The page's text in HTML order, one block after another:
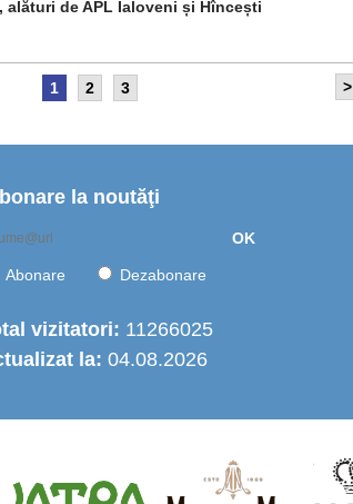
de APL Ialoveni și Hîncești
al proiectului „Îmbunătățirea
de operare a serviciului regional de
Regională Centru a continuat seria de
autorităților publice locale
>
1 2 3
la noutăţi
OK
Abonare Dezabonare
vizitatori: 11266025
la: 04.08.2026